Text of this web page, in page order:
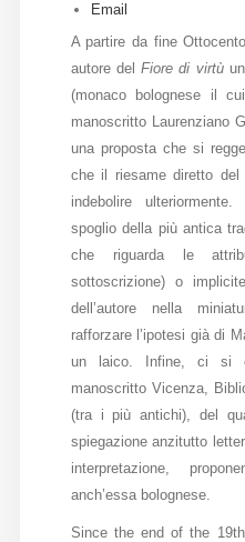
Indici
Seminario
Norme
Diffusione
Email
A partire da fine
autore delFiore di virtùun
(monaco bolognese il
manoscritto Laurenziano
una proposta che si
che il riesame diretto del
indebolire
spoglio della più antica
che riguarda le
sottoscrizione) o
dell’autore nella
rafforzare l’ipotesi già di
un laico. Infine, ci si
manoscritto Vicenza,
(tra i più antichi), del
spiegazione anzitutto
interpretazione,
anch’essa bolognese.
Since the end of the